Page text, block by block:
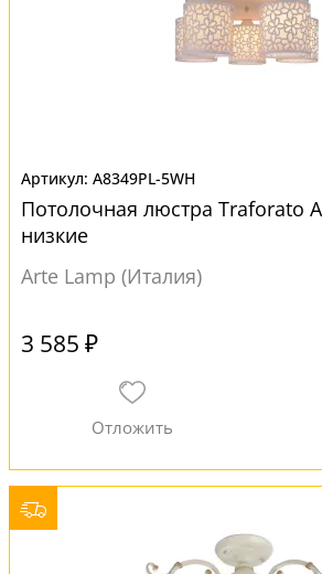
A8349PL-5WH
Потолочная люстра Traforato
низкие
Arte Lamp (Италия)
3 585 ₽